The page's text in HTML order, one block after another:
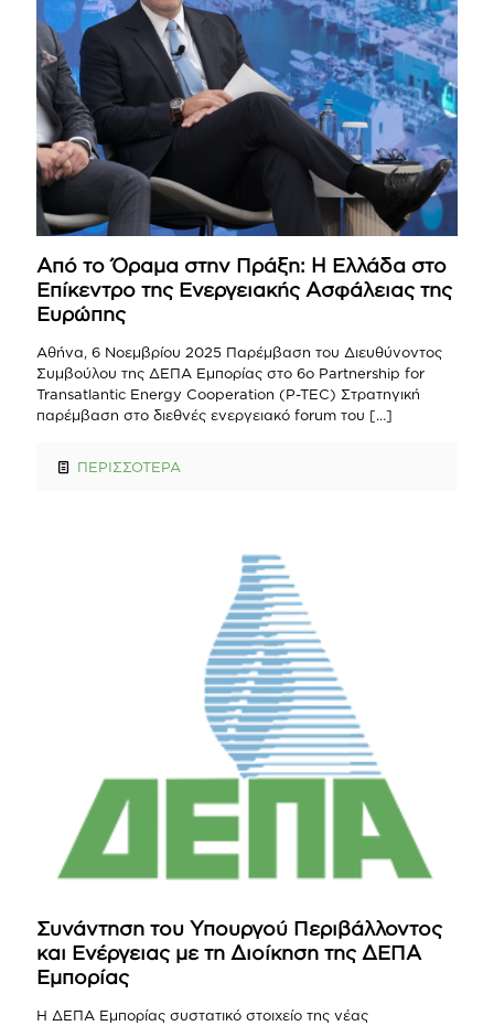
Από το Όραμα στην Πράξη: Η Ελλάδα στο
Επίκεντρο της Ενεργειακής Ασφάλειας της
Ευρώπης
Αθήνα, 6 Νοεμβρίου 2025 Παρέμβαση του Διευθύνοντος
Συμβούλου της ΔΕΠΑ Εμπορίας στο 6ο Partnership for
Transatlantic Energy Cooperation (P-TEC) Στρατηγική
παρέμβαση στο διεθνές ενεργειακό forum του […]
ΠΕΡΙΣΣΟΤΕΡΑ
Συνάντηση του Υπουργού Περιβάλλοντος
και Ενέργειας με τη Διοίκηση της ΔΕΠΑ
Εμπορίας
Η ΔΕΠΑ Εμπορίας συστατικό στοιχείο της νέας